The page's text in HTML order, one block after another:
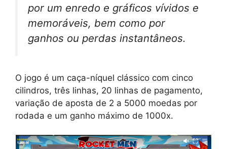
por um enredo e gráficos vívidos e
memoráveis, bem como por
ganhos ou perdas instantâneos.
O jogo é um caça-níquel clássico com cinco
cilindros, três linhas, 20 linhas de pagamento,
variação de aposta de 2 a 5000 moedas por
rodada e um ganho máximo de 1000x.